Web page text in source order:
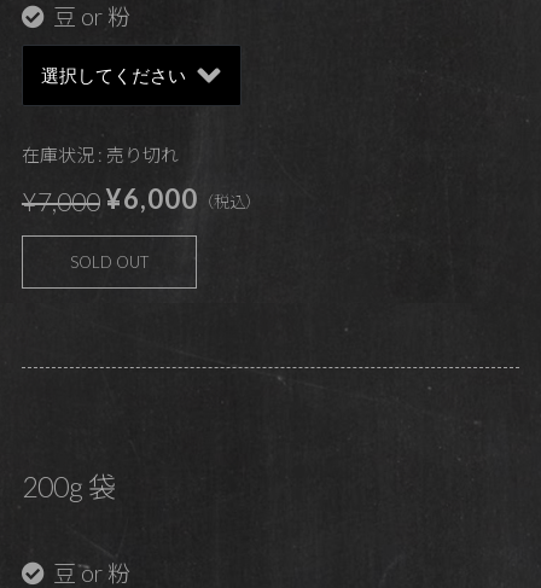
豆 or 粉
在庫状況 : 売り切れ
¥7,000¥6,000 （税込）
SOLD OUT
200g 袋
豆 or 粉